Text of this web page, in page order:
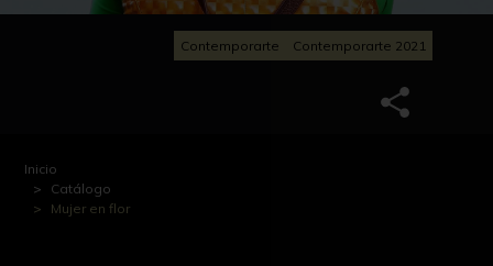
Contemporarte Contemporarte 2021
Inicio
Catálogo
Mujer en flor